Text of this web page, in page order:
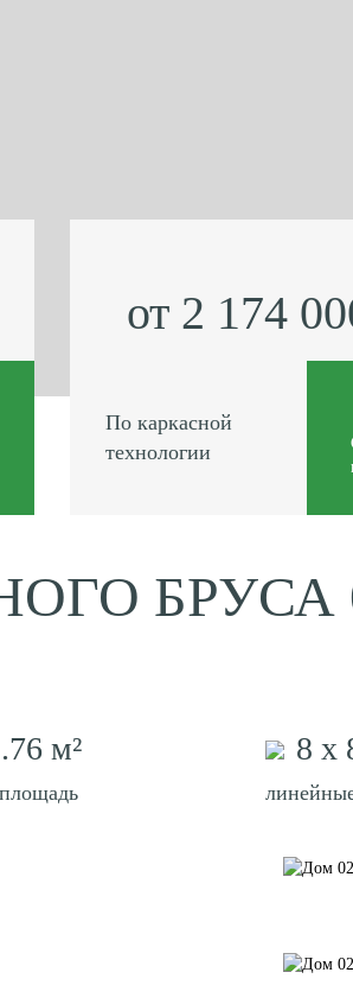
от 2 174
По каркасной
технологии
БРУСА
м² 8 х